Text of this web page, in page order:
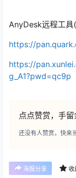
AnyDesk远程工
https://
https://
g_A1?pwd=qc9p
点点赞赏，手
还没有人赞赏，快来
海报分享 收